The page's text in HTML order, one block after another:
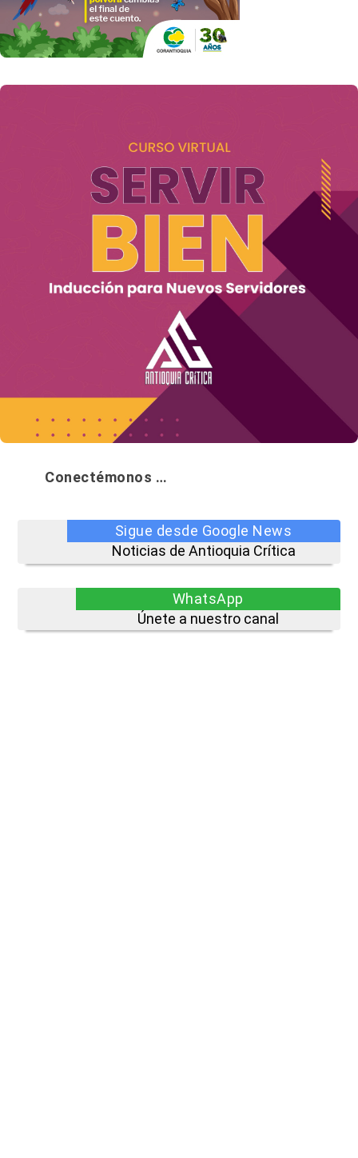
Conectémonos …
Sigue desde Google News
Noticias de Antioquia Crítica
WhatsApp
Únete a nuestro canal